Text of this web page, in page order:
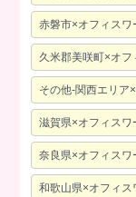
赤磐市×オフィスワ
久米郡美咲町×オ
その他-関西エリア
滋賀県×オフィスワ
奈良県×オフィスワ
和歌山県×オフィス